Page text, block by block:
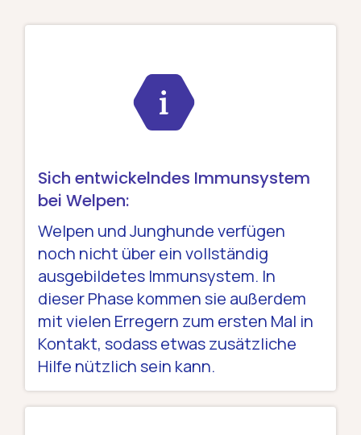
Sich entwickelndes Immunsystem
bei Welpen:
Welpen und Junghunde verfügen
noch nicht über ein vollständig
ausgebildetes Immunsystem. In
dieser Phase kommen sie außerdem
mit vielen Erregern zum ersten Mal in
Kontakt, sodass etwas zusätzliche
Hilfe nützlich sein kann.